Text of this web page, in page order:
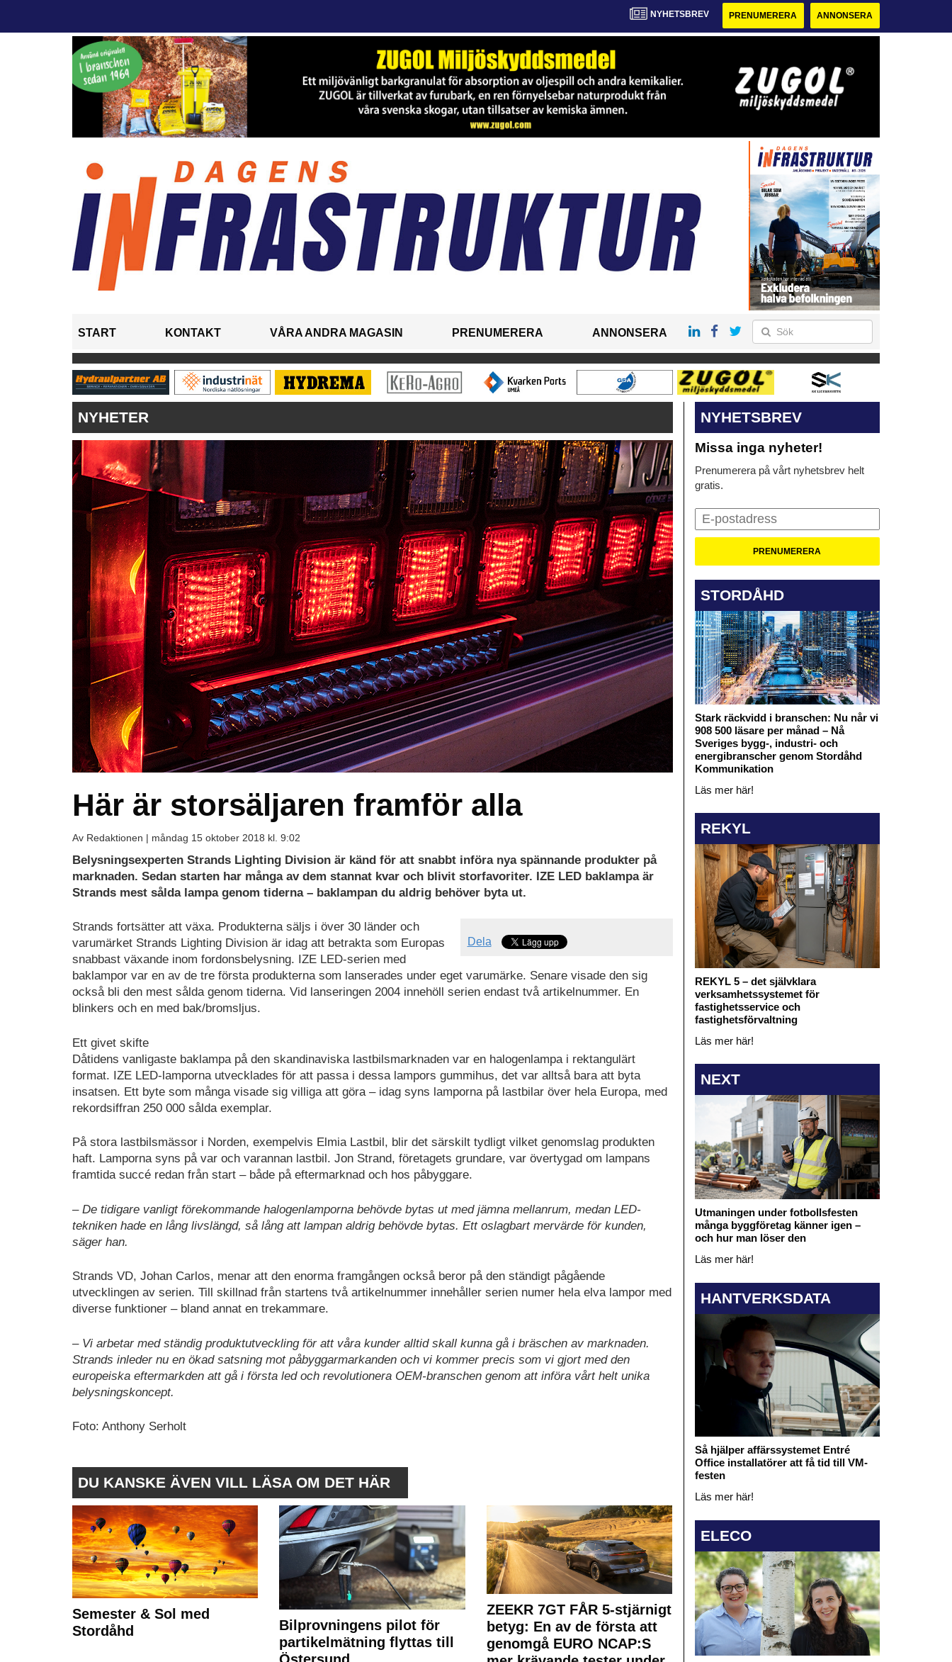
NYHETSBREV PRENUMERERA ANNONSERA
START KONTAKT VÅRA ANDRA MAGASIN PRENUMERERA ANNONSERA
NYHETER
Här är storsäljaren framför alla
Av Redaktionen | måndag 15 oktober 2018 kl. 9:02
Belysningsexperten Strands Lighting Division är känd för att snabbt införa nya spännande produkter på
marknaden. Sedan starten har många av dem stannat kvar och blivit storfavoriter. IZE LED baklampa är
Strands mest sålda lampa genom tiderna – baklampan du aldrig behöver byta ut.
Dela
Strands fortsätter att växa. Produkterna säljs i över 30 länder och
varumärket Strands Lighting Division är idag att betrakta som Europas
snabbast växande inom fordonsbelysning. IZE LED-serien med
baklampor var en av de tre första produkterna som lanserades under eget varumärke. Senare visade den sig
också bli den mest sålda genom tiderna. Vid lanseringen 2004 innehöll serien endast två artikelnummer. En
blinkers och en med bak/bromsljus.
Ett givet skifte
Dåtidens vanligaste baklampa på den skandinaviska lastbilsmarknaden var en halogenlampa i rektangulärt
format. IZE LED-lamporna utvecklades för att passa i dessa lampors gummihus, det var alltså bara att byta
insatsen. Ett byte som många visade sig villiga att göra – idag syns lamporna på lastbilar över hela Europa, med
rekordsiffran 250 000 sålda exemplar.
På stora lastbilsmässor i Norden, exempelvis Elmia Lastbil, blir det särskilt tydligt vilket genomslag produkten
haft. Lamporna syns på var och varannan lastbil. Jon Strand, företagets grundare, var övertygad om lampans
framtida succé redan från start – både på eftermarknad och hos påbyggare.
– De tidigare vanligt förekommande halogenlamporna behövde bytas ut med jämna mellanrum, medan LED-
tekniken hade en lång livslängd, så lång att lampan aldrig behövde bytas. Ett oslagbart mervärde för kunden,
säger han.
Strands VD, Johan Carlos, menar att den enorma framgången också beror på den ständigt pågående
utvecklingen av serien. Till skillnad från startens två artikelnummer innehåller serien numer hela elva lampor med
diverse funktioner – bland annat en trekammare.
– Vi arbetar med ständig produktutveckling för att våra kunder alltid skall kunna gå i bräschen av marknaden.
Strands inleder nu en ökad satsning mot påbyggarmarkanden och vi kommer precis som vi gjort med den
europeiska eftermarkden att gå i första led och revolutionera OEM-branschen genom att införa vårt helt unika
belysningskoncept.
Foto: Anthony Serholt
DU KANSKE ÄVEN VILL LÄSA OM DET HÄR
Semester & Sol med
Stordåhd
Bilprovningens pilot för
partikelmätning flyttas till
ZEEKR 7GT FÅR 5-stjärnigt
betyg: En av de första att
genomgå EURO NCAP:S
NYHETSBREV
Missa inga nyheter!
Prenumerera på vårt nyhetsbrev helt
gratis.
STORDÅHD
Stark räckvidd i branschen: Nu når vi
908 500 läsare per månad – Nå
Sveriges bygg-, industri- och
energibranscher genom Stordåhd
Kommunikation
Läs mer här!
REKYL
REKYL 5 – det självklara
verksamhetssystemet för
fastighetsservice och
fastighetsförvaltning
Läs mer här!
NEXT
Utmaningen under fotbollsfesten
många byggföretag känner igen –
och hur man löser den
Läs mer här!
HANTVERKSDATA
Så hjälper affärssystemet Entré
Office installatörer att få tid till VM-
festen
Läs mer här!
ELECO